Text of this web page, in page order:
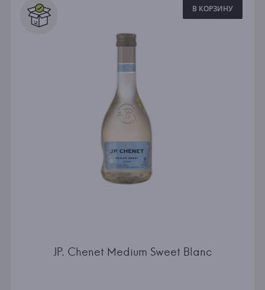
В КОРЗИНУ
JP. Chenet Medium Sweet Blanc